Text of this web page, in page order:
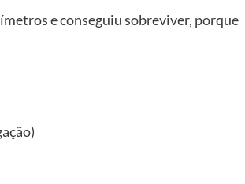
e conseguiu sobreviver, porque